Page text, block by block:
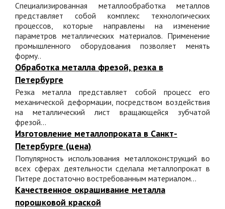
Специализированная металлообработка металлов
представляет собой комплекс технологических
процессов, которые направлены на изменение
параметров металлических материалов. Применение
промышленного оборудования позволяет менять
форму..
Обработка металла фрезой, резка в
Петербурге
Резка металла представляет собой процесс его
механической деформации, посредством воздействия
на металлический лист вращающейся зубчатой
фрезой...
Изготовление металлопроката в Санкт-
Петербурге (цена)
Популярность использования металлоконструкций во
всех сферах деятельности сделала металлопрокат в
Питере достаточно востребованным материалом...
Качественное окрашивание металла
порошковой краской